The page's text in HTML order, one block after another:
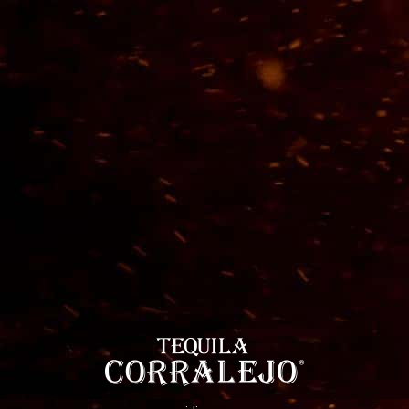
Queso Madurado Tipo
Manchego El